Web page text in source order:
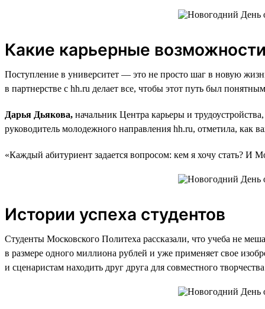
Какие карьерные
Поступление в университет — это не просто шаг в новую
в партнерстве с hh.ru делает все, чтобы этот путь был
Дарья Дьякова, начальник Центра карьеры и
руководитель молодежного направления hh.ru, отметила, как
«Каждый абитуриент задается вопросом: кем я хочу стать? И
Истории успеха студентов
Студенты Московского Политеха рассказали, что учеба не
в размере одного миллиона рублей и уже применяет свое
и сценаристам находить друг друга для совместного